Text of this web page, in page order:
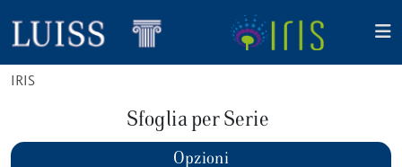
IRIS
Sfoglia per Serie
Opzioni